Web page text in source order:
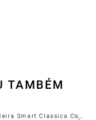
TAMBÉM
Carteira Smart Classica Couro Cafe